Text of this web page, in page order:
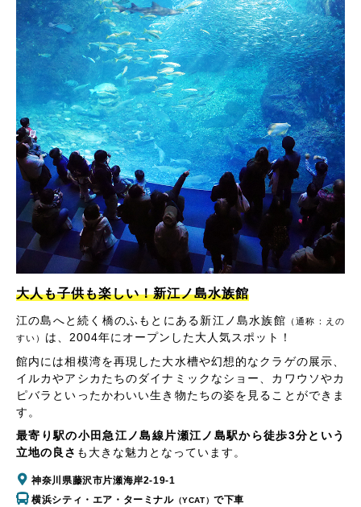
大人も子供も楽しい！新江ノ島水族館
江の島へと続く橋のふもとにある新江ノ島水族館 （通称：えの
すい） は、2004年にオープンした大人気スポット！
館内には相模湾を再現した大水槽や幻想的なクラゲの展示、
イルカやアシカたちのダイナミックなショー、カワウソやカ
ピバラといったかわいい生き物たちの姿を見ることができま
す。
最寄り駅の小田急江ノ島線片瀬江ノ島駅から徒歩3分という
立地の良さ も大きな魅力となっています。
神奈川県藤沢市片瀬海岸2-19-1
横浜シティ・エア・ターミナル（YCAT）で下車